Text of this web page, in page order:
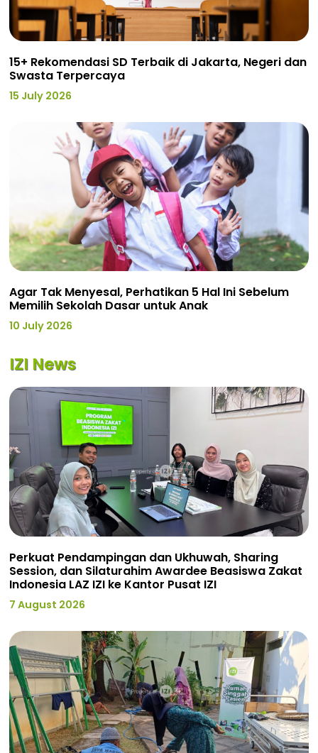
15+ Rekomendasi SD Terbaik di Jakarta, Negeri dan
Swasta Terpercaya
15 July 2026
Agar Tak Menyesal, Perhatikan 5 Hal Ini Sebelum
Memilih Sekolah Dasar untuk Anak
10 July 2026
IZI News
Perkuat Pendampingan dan Ukhuwah, Sharing
Session, dan Silaturahim Awardee Beasiswa Zakat
Indonesia LAZ IZI ke Kantor Pusat IZI
7 August 2026